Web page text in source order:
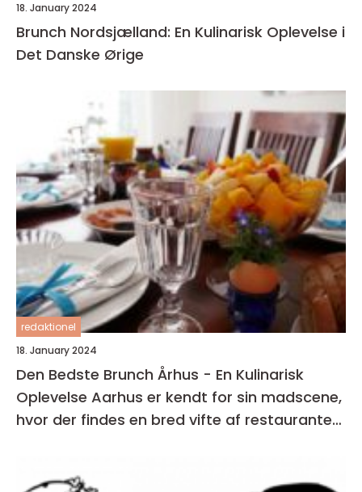
18. January 2024
Brunch Nordsjælland: En Kulinarisk Oplevelse i
Det Danske Ørige
redaktionel
18. January 2024
Den Bedste Brunch Århus - En Kulinarisk
Oplevelse Aarhus er kendt for sin madscene,
hvor der findes en bred vifte af restauranter,